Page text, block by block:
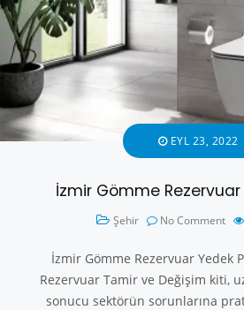
EYL 23, 2022
İzmir Gömme
Şehir No Comment
İzmir Gömme Rezervuar Yedek
Rezervuar Tamir ve Değişim kiti,
sonucu sektörün sorunlarına